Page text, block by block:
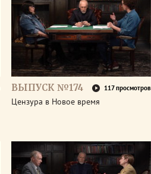
ВЫПУСК №174 117 просмотров
Цензура в Новое время